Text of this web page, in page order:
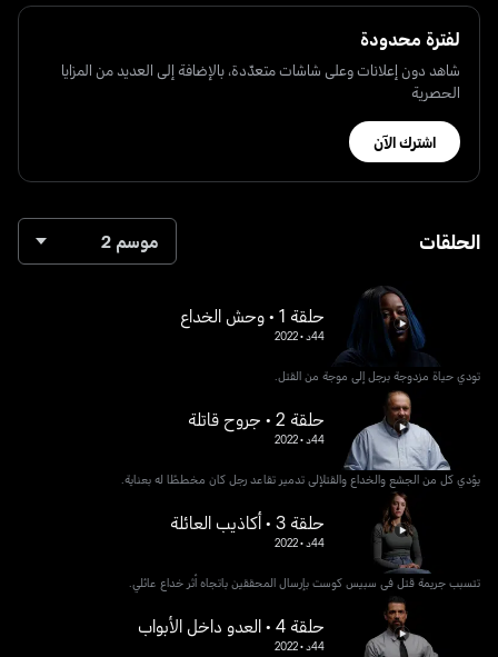
لفترة محدودة
شاهد دون إعلانات وعلى شاشات متعدّدة، بالإضافة إلى العديد من المزايا
الحصرية
اشترك الآن
الحلقات موسم 2
حلقة 1 • وحش الخداع
44د •
2022
تودي حياة مزدوجة برجل إلى موجة من القتل.
حلقة 2 • جروح قاتلة
44د •
2022
يؤدي كل من الجشع والخداع والقتلإلى تدمير تقاعد رجل كان مخططًا له بعناية.
حلقة 3 • أكاذيب العائلة
44د •
2022
تتسبب جريمة قتل في سبيس كوست بإرسال المحققين باتجاه أثر خداع عائلي.
حلقة 4 • العدو داخل الأبواب
44د •
2022